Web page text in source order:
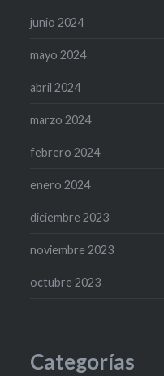
junio 2024
mayo 2024
abril 2024
marzo 2024
febrero 2024
enero 2024
diciembre 2023
noviembre 2023
octubre 2023
Categorías